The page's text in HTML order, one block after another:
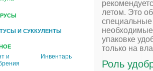
И СУККУЛЕНТЫ
и
Инвентарь
летом. Это
специальные
упаковке
только на
Роль